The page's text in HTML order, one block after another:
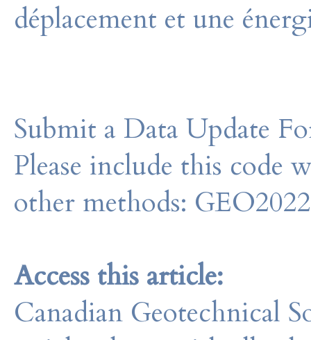
déplacement et une
Submit a Data Update
Please include this code
other methods:
Access this article:
Canadian Geotechnical